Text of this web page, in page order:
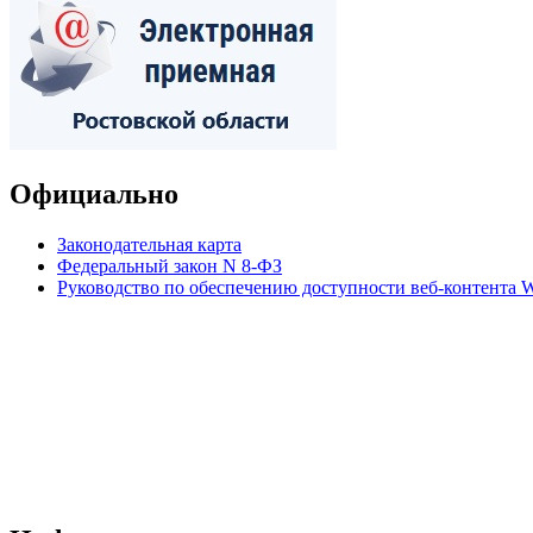
Официально
Законодательная карта
Федеральный закон N 8-ФЗ
Руководство по обеспечению доступности веб-контента